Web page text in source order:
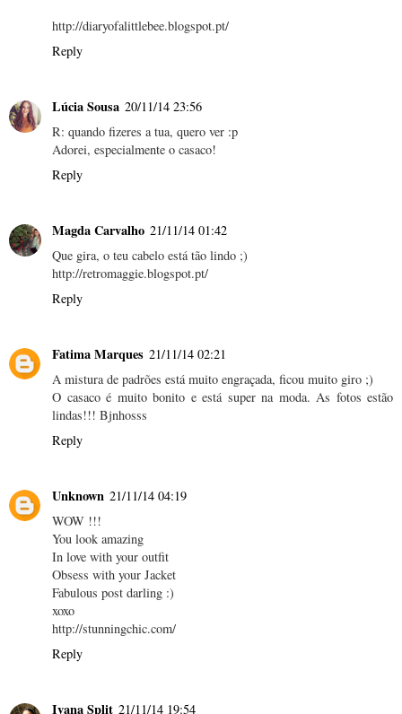
http://diaryofalittlebee.blogspot.pt/
Reply
Lúcia Sousa 20/11/14 23:56
R: quando fizeres a tua, quero ver :p
Adorei, especialmente o casaco!
Reply
Magda Carvalho 21/11/14 01:42
Que gira, o teu cabelo está tão lindo ;)
http://retromaggie.blogspot.pt/
Reply
Fatima Marques 21/11/14 02:21
A mistura de padrões está muito engraçada, ficou muito giro ;)
O casaco é muito bonito e está super na moda. As fotos estão
lindas!!! Bjnhosss
Reply
Unknown 21/11/14 04:19
WOW !!!
You look amazing
In love with your outfit
Obsess with your Jacket
Fabulous post darling :)
xoxo
http://stunningchic.com/
Reply
Ivana Split 21/11/14 19:54